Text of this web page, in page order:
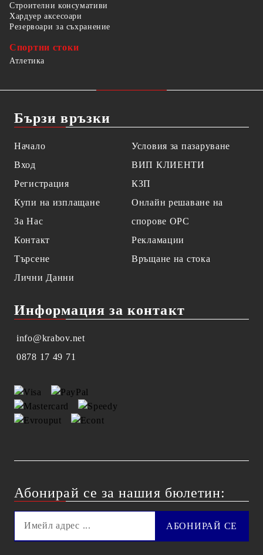
Строителни консумативи
Хардуер аксесоари
Резервоари за съхранение
Спортни стоки
Атлетика
Бързи връзки
Начало
Вход
Регистрация
Купи на изплащане
За Нас
Контакт
Търсене
Лични Данни
Условия за пазаруване
ВИП КЛИЕНТИ
КЗП
Онлайн решаване на
спорове OPC
Рекламации
Връщане на стока
Информация за контакт
info@krabov.net
0878 17 49 71
Абонирай се за нашия бюлетин: